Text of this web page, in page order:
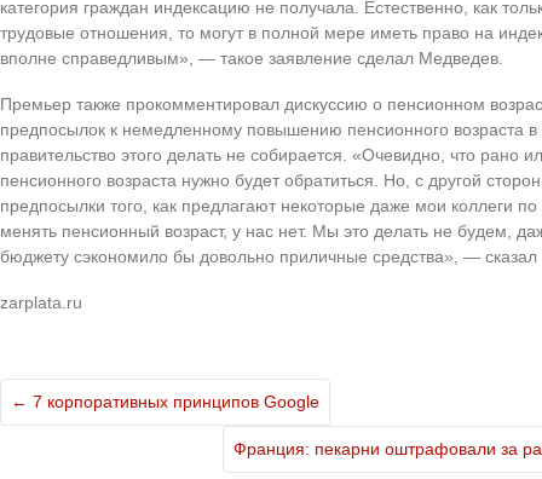
категория граждан индексацию не получала. Естественно, как
трудовые отношения, то могут в полной мере иметь право на
вполне справедливым», — такое заявление сделал Медведев.
Премьер также прокомментировал дискуссию о пенсионном
предпосылок к немедленному повышению пенсионного возраста в
правительство этого делать не собирается. «Очевидно, что рано
пенсионного возраста нужно будет обратиться. Но, с другой
предпосылки того, как предлагают некоторые даже мои коллеги
менять пенсионный возраст, у нас нет. Мы это делать не будем,
бюджету сэкономило бы довольно приличные средства», —
zarplata.ru
← 7 корпоративных принципов Google
Франция: пекарни оштрафовали за